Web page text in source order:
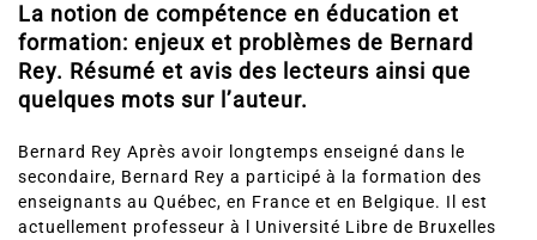
La notion de compétence en éducation et
formation: enjeux et problèmes de Bernard
Rey. Résumé et avis des lecteurs ainsi que
quelques mots sur l’auteur.
Bernard Rey Après avoir longtemps enseigné dans le
secondaire, Bernard Rey a participé à la formation des
enseignants au Québec, en France et en Belgique. Il est
actuellement professeur à l Université Libre de Bruxelles